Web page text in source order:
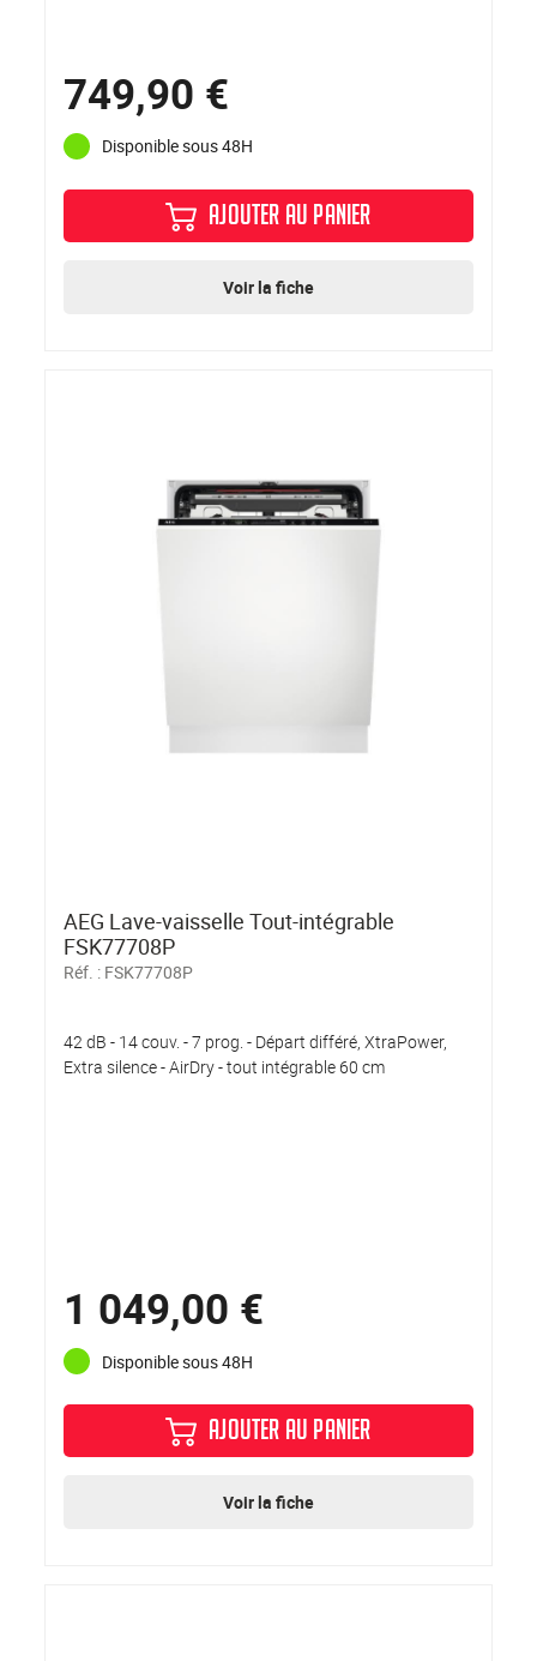
749,90 €
Disponible sous 48H
AJOUTER AU PANIER
Voir la fiche
AEG Lave-vaisselle Tout-intégrable
FSK77708P
Réf. : FSK77708P
42 dB - 14 couv. - 7 prog. - Départ différé, XtraPower,
Extra silence - AirDry - tout intégrable 60 cm
1 049,00 €
Disponible sous 48H
AJOUTER AU PANIER
Voir la fiche